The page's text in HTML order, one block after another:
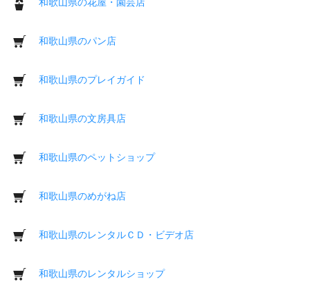
和歌山県のパン店
和歌山県のプレイガイド
和歌山県の文房具店
和歌山県のペットショップ
和歌山県のめがね店
和歌山県のレンタルＣＤ・ビデオ店
和歌山県のレンタルショップ